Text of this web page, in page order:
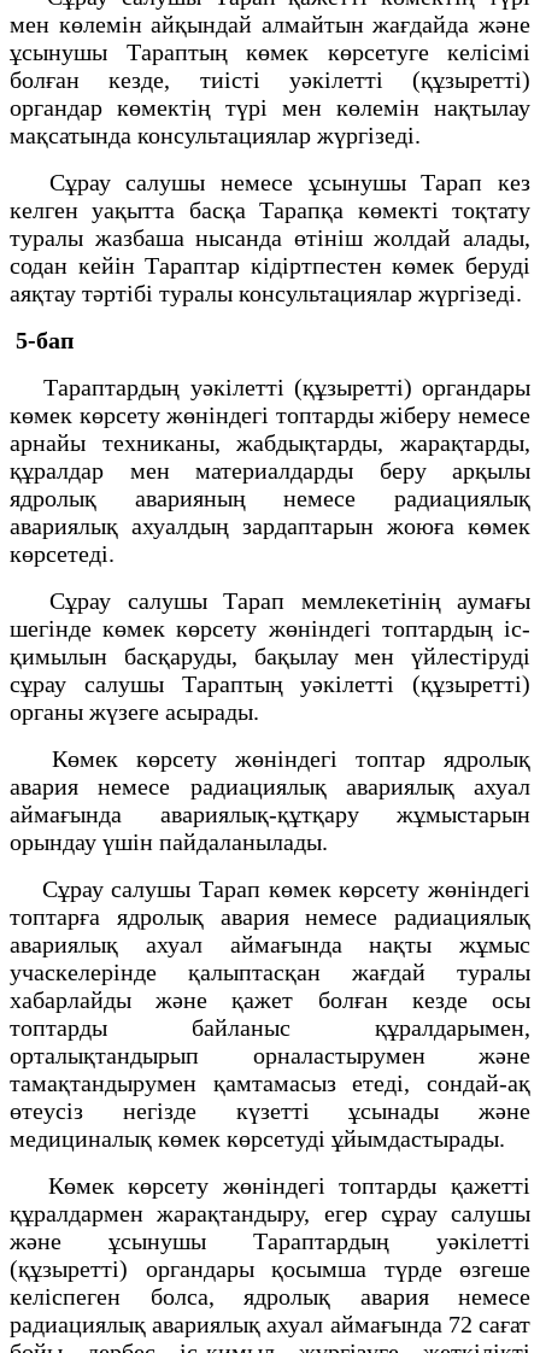
мен көлемін айқындай алмайтын жағдайда және
ұсынушы Тараптың көмек көрсетуге келісімі
болған кезде, тиісті уәкілетті (құзыретті)
органдар көмектің түрі мен көлемін нақтылау
мақсатында консультациялар жүргізеді.
Сұрау салушы немесе ұсынушы Тарап кез
келген уақытта басқа Тарапқа көмекті тоқтату
туралы жазбаша нысанда өтініш жолдай алады,
содан кейін Тараптар кідіртпестен көмек беруді
аяқтау тәртібі туралы консультациялар жүргізеді.
5-бап
Тараптардың уәкілетті (құзыретті) органдары
көмек көрсету жөніндегі топтарды жіберу немесе
арнайы техниканы, жабдықтарды, жарақтарды,
құралдар мен материалдарды беру арқылы
ядролық аварияның немесе радиациялық
авариялық ахуалдың зардаптарын жоюға көмек
көрсетеді.
Сұрау салушы Тарап мемлекетінің аумағы
шегінде көмек көрсету жөніндегі топтардың іс-
қимылын басқаруды, бақылау мен үйлестіруді
сұрау салушы Тараптың уәкілетті (құзыретті)
органы жүзеге асырады.
Көмек көрсету жөніндегі топтар ядролық
авария немесе радиациялық авариялық ахуал
аймағында авариялық-құтқару жұмыстарын
орындау үшін пайдаланылады.
Сұрау салушы Тарап көмек көрсету жөніндегі
топтарға ядролық авария немесе радиациялық
авариялық ахуал аймағында нақты жұмыс
учаскелерінде қалыптасқан жағдай туралы
хабарлайды және қажет болған кезде осы
топтарды байланыс құралдарымен,
орталықтандырып орналастырумен және
тамақтандырумен қамтамасыз етеді, сондай-ақ
өтеусіз негізде күзетті ұсынады және
медициналық көмек көрсетуді ұйымдастырады.
Көмек көрсету жөніндегі топтарды қажетті
құралдармен жарақтандыру, егер сұрау салушы
және ұсынушы Тараптардың уәкілетті
(құзыретті) органдары қосымша түрде өзгеше
келіспеген болса, ядролық авария немесе
радиациялық авариялық ахуал аймағында 72 сағат